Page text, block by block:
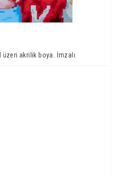
akrilik boya. İmzalı.